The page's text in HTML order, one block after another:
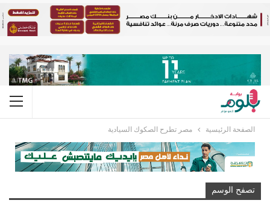
الصفحة الرئيسية مصر تطرح الصكوك السيادية
تصفح الوسم